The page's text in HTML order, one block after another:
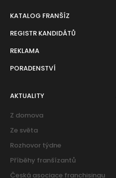
KATALOG FRANŠÍZ
REGISTR KANDIDÁTŮ
REKLAMA
PORADENSTVÍ
AKTUALITY
Z domova
Ze světa
Rozhovor týdne
Příběhy franšízantů
Česká asociace franchisingu